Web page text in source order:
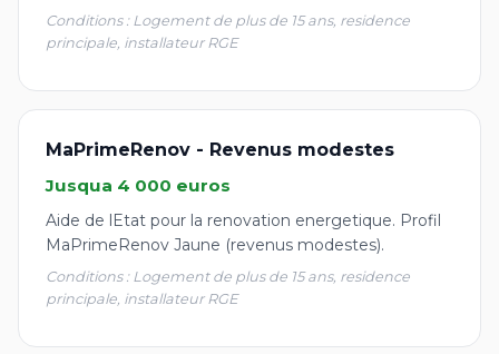
Conditions : Logement de plus de 15 ans, residence
principale, installateur RGE
MaPrimeRenov - Revenus modestes
Jusqua 4 000 euros
Aide de lEtat pour la renovation energetique. Profil
MaPrimeRenov Jaune (revenus modestes).
Conditions : Logement de plus de 15 ans, residence
principale, installateur RGE